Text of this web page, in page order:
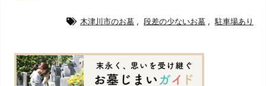
木津川市のお墓 , 段差の少ないお墓 , 駐車場あり